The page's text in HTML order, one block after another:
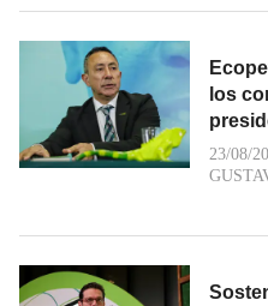
los
23/08/